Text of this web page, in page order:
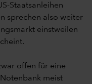
Staatsanleihen
sprechen also weiter
einstweilen
offen für eine
meist